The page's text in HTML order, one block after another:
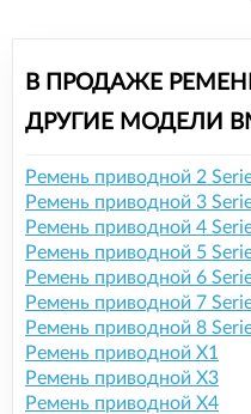
В ПРОДАЖЕ
ДРУГИЕ МОДЕЛИ
Ремень приводной 2
Ремень приводной 3
Ремень приводной 4
Ремень приводной 5
Ремень приводной 6
Ремень приводной 7
Ремень приводной 8
Ремень приводной X1
Ремень приводной X3
Ремень приводной X4